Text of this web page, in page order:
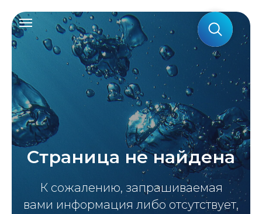
Страница не найдена
К сожалению, запрашиваемая
вами информация либо отсутствует,